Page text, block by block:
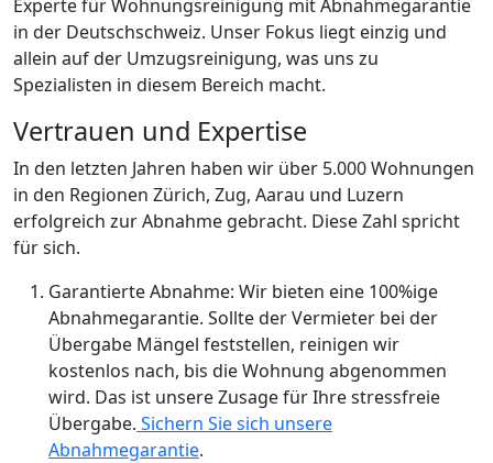
Experte für Wohnungsreinigung mit Abnahmegarantie
in der Deutschschweiz. Unser Fokus liegt einzig und
allein auf der Umzugsreinigung, was uns zu
Spezialisten in diesem Bereich macht.
Vertrauen und Expertise
In den letzten Jahren haben wir über 5.000 Wohnungen
in den Regionen Zürich, Zug, Aarau und Luzern
erfolgreich zur Abnahme gebracht. Diese Zahl spricht
für sich.
Garantierte Abnahme: Wir bieten eine 100%ige
Abnahmegarantie. Sollte der Vermieter bei der
Übergabe Mängel feststellen, reinigen wir
kostenlos nach, bis die Wohnung abgenommen
wird. Das ist unsere Zusage für Ihre stressfreie
Übergabe. Sichern Sie sich unsere
Abnahmegarantie.